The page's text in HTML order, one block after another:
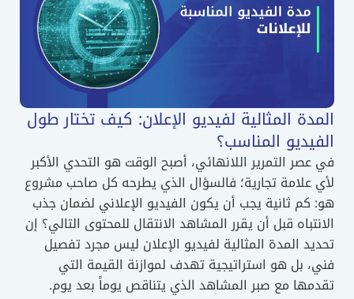
المدة المثالية لفيديو الإعلان: كيف تختار طول
الفيديو المناسب؟
في عصر التمرير اللانهائي، أصبح الوقت هو التحدي الأكبر
لأي علامة تجارية؛ فالسؤال الذي يطرحه كل صاحب مشروع
هو: كم ثانية يجب أن يكون الفيديو الإعلاني لضمان جذب
الانتباه قبل أن يقرر المشاهد الانتقال للمحتوى التالي؟ إن
تحديد المدة المثالية لفيديو الإعلان ليس مجرد تفصيل
فني، بل هو استراتيجية تهدف لموازنة القيمة التي
تقدمها مع صبر المشاهد الذي يتناقص يوماً بعد يوم.